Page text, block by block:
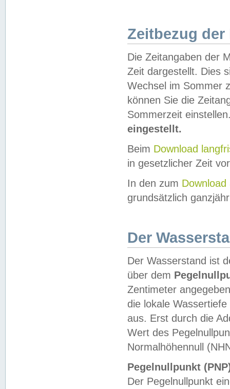
Zeitbezug der
Die Zeitangaben der
Zeit dargestellt. Dies
Wechsel im Sommer
können Sie die
Sommerzeit
eingestellt.
Beim Download
in gesetzlicher Zeit
In den zum Download
grundsätzlich
Der
Der Wasserstand ist
über dem
Zentimeter
die lokale
aus. Erst durch die
Wert des
Normalhöhennull
Pegelnullpunkt
Der Pegelnullpunkt